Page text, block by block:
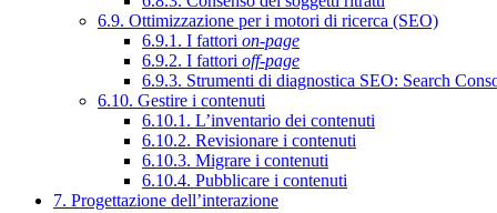
6.9. Ottimizzazione per i motori di ricerca (SEO)
6.9.1. I fattori on-page
6.9.2. I fattori off-page
6.9.3. Strumenti di diagnostica SEO: Search
6.10. Gestire i contenuti
6.10.1. L’inventario dei contenuti
6.10.2. Revisionare i contenuti
6.10.3. Migrare i contenuti
6.10.4. Pubblicare i contenuti
7. Progettazione dell’interazione